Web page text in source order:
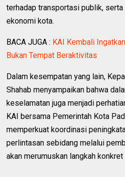
terhadap transportasi publik,
ekonomi kota.
BACA JUGA : KAI Kembali
Bukan Tempat Beraktivitas
Dalam kesempatan yang lain,
Shahab menyampaikan bahwa
keselamatan juga menjadi
KAI bersama Pemerintah Kota
memperkuat koordinasi
perlintasan sebidang melalui
akan merumuskan langkah konkret